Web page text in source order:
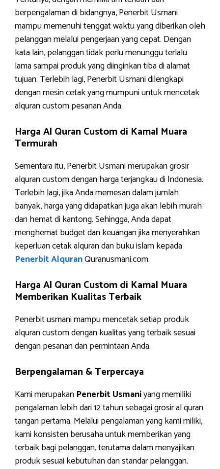
berpengalaman di bidangnya, Penerbit Usmani
mampu memenuhi tenggat waktu yang diberikan oleh
pelanggan melalui pengerjaan yang cepat. Dengan
kata lain, pelanggan tidak perlu menunggu terlalu
lama sampai produk yang diinginkan tiba di alamat
tujuan. Terlebih lagi, Penerbit Usmani dilengkapi
dengan mesin cetak yang mumpuni untuk mencetak
alquran custom pesanan Anda.
Harga Al Quran Custom di Kamal Muara
Termurah
Sementara itu, Penerbit Usmani merupakan grosir
alquran custom dengan harga terjangkau di Indonesia.
Terlebih lagi, jika Anda memesan dalam jumlah
banyak, harga yang didapatkan juga akan lebih murah
dan hemat di kantong. Sehingga, Anda dapat
menghemat budget dan keuangan jika menyerahkan
keperluan cetak alquran dan buku islam kepada
Penerbit AlquranQuranusmani.com.
Harga Al Quran Custom di Kamal Muara
Memberikan Kualitas Terbaik
Penerbit usmani mampu mencetak setiap produk
alquran custom dengan kualitas yang terbaik sesuai
dengan pesanan dan permintaan Anda.
Berpengalaman & Terpercaya
Kami merupakan Penerbit Usmaniyang memiliki
pengalaman lebih dari 12 tahun sebagai grosir al quran
tangan pertama. Melalui pengalaman yang kami miliki,
kami konsisten berusaha untuk memberikan yang
terbaik bagi pelanggan, terutama dalam menyajikan
produk sesuai kebutuhan dan standar pelanggan.